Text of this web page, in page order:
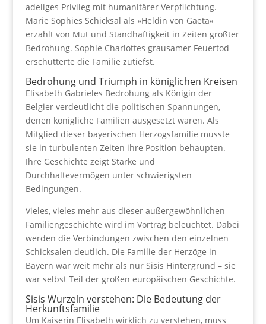
adeliges Privileg mit humanitärer Verpflichtung.
Marie Sophies Schicksal als »Heldin von Gaeta«
erzählt von Mut und Standhaftigkeit in Zeiten größter
Bedrohung. Sophie Charlottes grausamer Feuertod
erschütterte die Familie zutiefst.
Bedrohung und Triumph in königlichen Kreisen
Elisabeth Gabrieles Bedrohung als Königin der
Belgier verdeutlicht die politischen Spannungen,
denen königliche Familien ausgesetzt waren. Als
Mitglied dieser bayerischen Herzogsfamilie musste
sie in turbulenten Zeiten ihre Position behaupten.
Ihre Geschichte zeigt Stärke und
Durchhaltevermögen unter schwierigsten
Bedingungen.
Vieles, vieles mehr aus dieser außergewöhnlichen
Familiengeschichte wird im Vortrag beleuchtet. Dabei
werden die Verbindungen zwischen den einzelnen
Schicksalen deutlich. Die Familie der Herzöge in
Bayern war weit mehr als nur Sisis Hintergrund – sie
war selbst Teil der großen europäischen Geschichte.
Sisis Wurzeln verstehen: Die Bedeutung der
Herkunftsfamilie
Um Kaiserin Elisabeth wirklich zu verstehen, muss